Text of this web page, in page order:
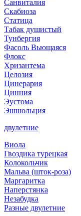
Санвиталия
Скабиоза
Статица
Табак душистый
Тунбергия
Фасоль Вьющаяся
Флокс
Хризантема
Целозия
Цинерария
Цинния
Эустома
Эшшольция
двулетние
Виола
Гвоздика турецкая
Колокольчик
Мальва (шток-роза)
Маргаритка
Наперстянка
Незабудка
Разные двулетние